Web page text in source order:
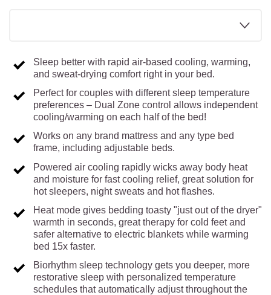
Sleep better with rapid air-based cooling, warming,
and sweat-drying comfort right in your bed.
Perfect for couples with different sleep temperature
preferences – Dual Zone control allows independent
cooling/warming on each half of the bed!
Works on any brand mattress and any type bed
frame, including adjustable beds.
Powered air cooling rapidly wicks away body heat
and moisture for fast cooling relief, great solution for
hot sleepers, night sweats and hot flashes.
Heat mode gives bedding toasty "just out of the dryer"
warmth in seconds, great therapy for cold feet and
safer alternative to electric blankets while warming
bed 15x faster.
Biorhythm sleep technology gets you deeper, more
restorative sleep with personalized temperature
schedules that automatically adjust throughout the